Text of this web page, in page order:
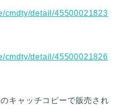
cmdty/detail/45500021823
cmdty/detail/45500021826
キャッチコピーで販売され